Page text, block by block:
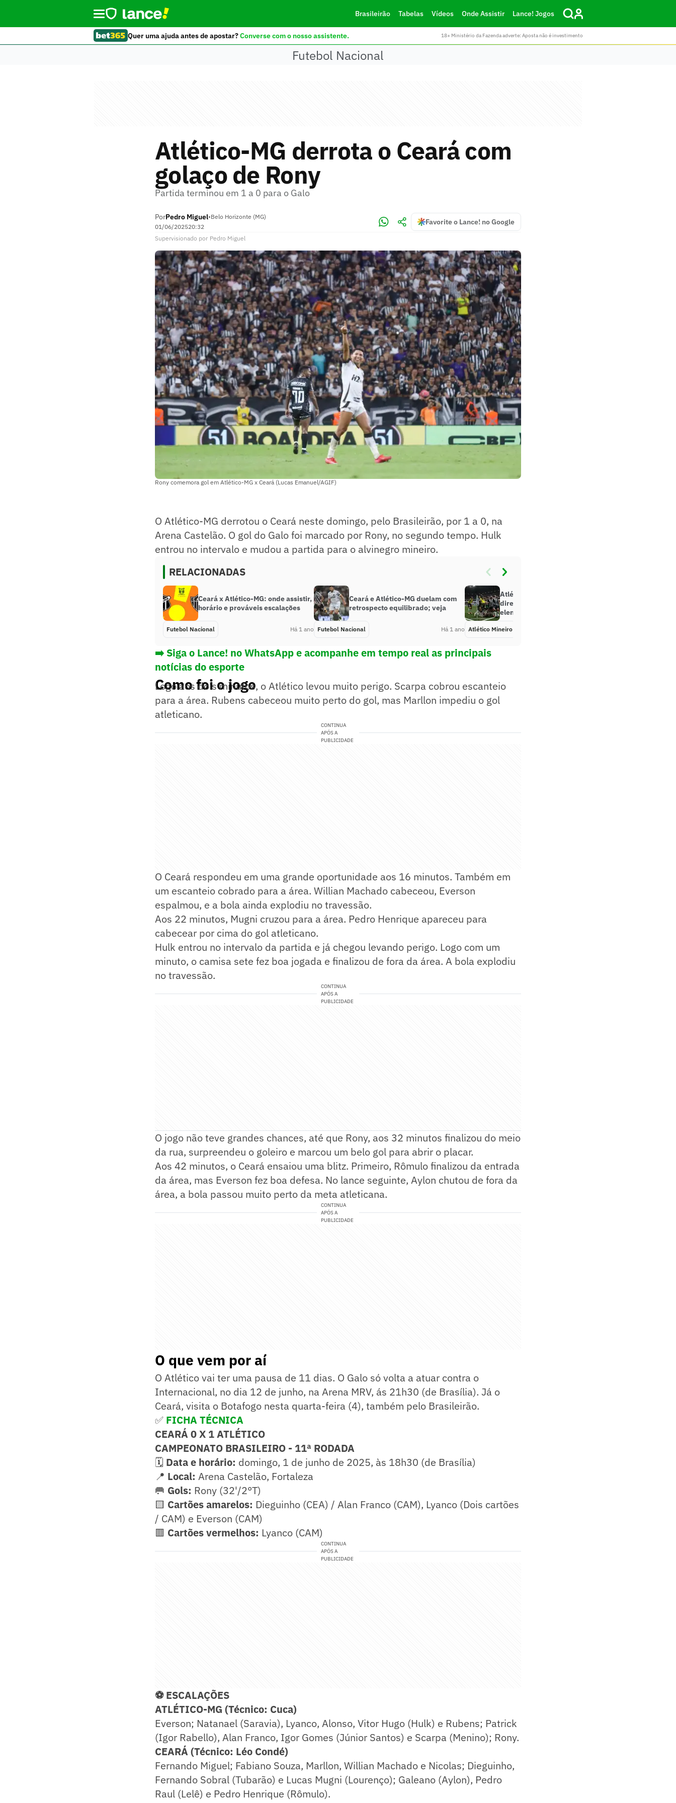
Brasileirão Tabelas Vídeos Onde Assistir Lance! Jogos
Quer uma ajuda antes de apostar?Converse com o nosso assistente. 18+ Ministério da Fazenda adverte: Aposta não é investimento
Futebol Nacional
Atlético-MG derrota o Ceará com
golaço de Rony
Partida terminou em 1 a 0 para o Galo
PorPedro Miguel•Belo Horizonte (MG)
01/06/202520:32
Favorite o Lance! no Google
Supervisionado por Pedro Miguel
Rony comemora gol em Atlético-MG x Ceará (Lucas Emanuel/AGIF)
O Atlético-MG derrotou o Ceará neste domingo, pelo Brasileirão, por 1 a 0, na
Arena Castelão. O gol do Galo foi marcado por Rony, no segundo tempo. Hulk
entrou no intervalo e mudou a partida para o alvinegro mineiro.
RELACIONADAS
Ceará x Atlético-MG: onde assistir,
horário e prováveis escalações
Futebol Nacional Há 1 ano
Ceará e Atlético-MG duelam com
retrospecto equilibrado; veja
Futebol Nacional Há 1 ano
Atlético-MG atrasa novamente
direitos de imagem e luvas ao
elenco
Atlético Mineiro
➡️ Siga o Lance! no WhatsApp e acompanhe em tempo real as principais
notícias do esporte
Como foi o jogo
Logo aos dois minutos, o Atlético levou muito perigo. Scarpa cobrou escanteio
para a área. Rubens cabeceou muito perto do gol, mas Marllon impediu o gol
atleticano.
CONTINUA
APÓS A
PUBLICIDADE
O Ceará respondeu em uma grande oportunidade aos 16 minutos. Também em
um escanteio cobrado para a área. Willian Machado cabeceou, Everson
espalmou, e a bola ainda explodiu no travessão.
Aos 22 minutos, Mugni cruzou para a área. Pedro Henrique apareceu para
cabecear por cima do gol atleticano.
Hulk entrou no intervalo da partida e já chegou levando perigo. Logo com um
minuto, o camisa sete fez boa jogada e finalizou de fora da área. A bola explodiu
no travessão.
CONTINUA
APÓS A
PUBLICIDADE
O jogo não teve grandes chances, até que Rony, aos 32 minutos finalizou do meio
da rua, surpreendeu o goleiro e marcou um belo gol para abrir o placar.
Aos 42 minutos, o Ceará ensaiou uma blitz. Primeiro, Rômulo finalizou da entrada
da área, mas Everson fez boa defesa. No lance seguinte, Aylon chutou de fora da
área, a bola passou muito perto da meta atleticana.
CONTINUA
APÓS A
PUBLICIDADE
O que vem por aí
O Atlético vai ter uma pausa de 11 dias. O Galo só volta a atuar contra o
Internacional, no dia 12 de junho, na Arena MRV, ás 21h30 (de Brasília). Já o
Ceará, visita o Botafogo nesta quarta-feira (4), também pelo Brasileirão.
✅ FICHA TÉCNICA
CEARÁ 0 X 1 ATLÉTICO
CAMPEONATO BRASILEIRO - 11ª RODADA
🗓️ Data e horário: domingo, 1 de junho de 2025, às 18h30 (de Brasília)
📍 Local: Arena Castelão, Fortaleza
🥅 Gols: Rony (32'/2°T)
🟨 Cartões amarelos: Dieguinho (CEA) / Alan Franco (CAM), Lyanco (Dois cartões
/ CAM) e Everson (CAM)
🟥 Cartões vermelhos: Lyanco (CAM)
CONTINUA
APÓS A
PUBLICIDADE
⚽ ESCALAÇÕES
ATLÉTICO-MG (Técnico: Cuca)
Everson; Natanael (Saravia), Lyanco, Alonso, Vitor Hugo (Hulk) e Rubens; Patrick
(Igor Rabello), Alan Franco, Igor Gomes (Júnior Santos) e Scarpa (Menino); Rony.
CEARÁ(Técnico: Léo Condé)
Fernando Miguel; Fabiano Souza, Marllon, Willian Machado e Nicolas; Dieguinho,
Fernando Sobral (Tubarão) e Lucas Mugni (Lourenço); Galeano (Aylon), Pedro
Raul (Lelê) e Pedro Henrique (Rômulo).